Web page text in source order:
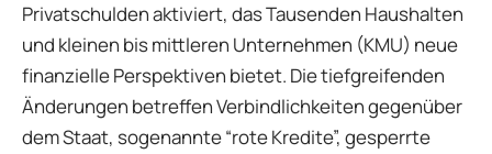
Privatschulden aktiviert, das Tausenden Haushalten
und kleinen bis mittleren Unternehmen (KMU) neue
finanzielle Perspektiven bietet. Die tiefgreifenden
Änderungen betreffen Verbindlichkeiten gegenüber
dem Staat, sogenannte “rote Kredite”, gesperrte